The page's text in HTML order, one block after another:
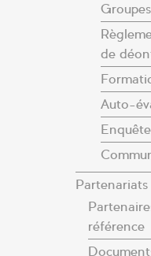
de
Auto-
Partenariats
référence